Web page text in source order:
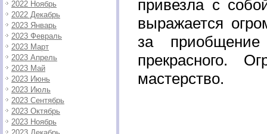
2022 Ноябрь
2022 Декабрь
2023 Январь
2023 Февраль
2023 Март
2023 Апрель
2023 Май
2023 Июнь
2023 Июль
2023 Сентябрь
2023 Октябрь
2023 Ноябрь
привезла с
выражается
за
прекрасного.
мастерство.